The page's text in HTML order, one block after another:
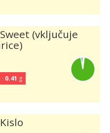
(vključuje
0.41 g